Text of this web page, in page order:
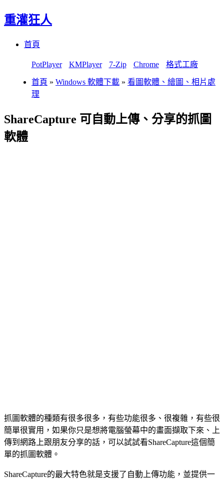
重灌狂人
首頁
PotPlayer KMPlayer 7-Zip Chrome 格式工廠
首頁 » Windows 軟體下載 » 看圖軟體、繪圖、相片處
理
ShareCapture 可自動上傳、分享的抓圖
軟體
抓圖軟體的種類有很多很多，有些功能很多、很複雜，有些很
簡單很實用，如果你只是想將電腦螢幕中的畫面擷取下來、上
傳到網路上跟朋友分享的話，可以試試看ShareCapture這個簡
單的抓圖軟體。
ShareCapture的最大特色就是支援了自動上傳功能，並提供一